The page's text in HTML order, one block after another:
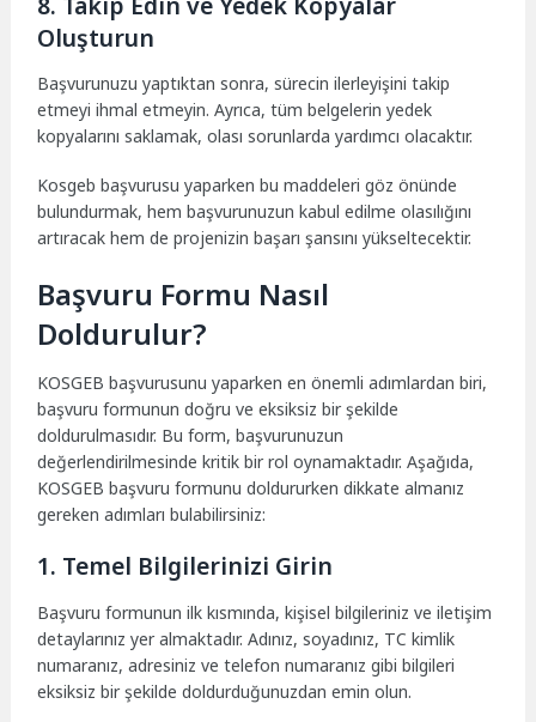
Oluşturun
Başvurunuzu yaptıktan sonra, sürecin ilerleyişini takip
etmeyi ihmal etmeyin. Ayrıca, tüm belgelerin yedek
kopyalarını saklamak, olası sorunlarda yardımcı olacaktır.
Kosgeb başvurusu yaparken bu maddeleri göz önünde
bulundurmak, hem başvurunuzun kabul edilme olasılığını
artıracak hem de projenizin başarı şansını yükseltecektir.
Başvuru Formu Nasıl
Doldurulur?
KOSGEB başvurusunu yaparken en önemli adımlardan biri,
başvuru formunun doğru ve eksiksiz bir şekilde
doldurulmasıdır. Bu form, başvurunuzun
değerlendirilmesinde kritik bir rol oynamaktadır. Aşağıda,
KOSGEB başvuru formunu doldururken dikkate almanız
gereken adımları bulabilirsiniz:
1. Temel Bilgilerinizi Girin
Başvuru formunun ilk kısmında, kişisel bilgileriniz ve iletişim
detaylarınız yer almaktadır. Adınız, soyadınız, TC kimlik
numaranız, adresiniz ve telefon numaranız gibi bilgileri
eksiksiz bir şekilde doldurduğunuzdan emin olun.